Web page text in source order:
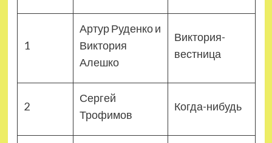
1
Артур Руденко и
Виктория
Алешко
Виктория-
вестница
2
Сергей
Трофимов
Когда-нибудь